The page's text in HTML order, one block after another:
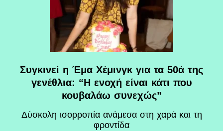
Συγκινεί η Έμα Χέμινγκ για τα 50ά της
γενέθλια: “Η ενοχή είναι κάτι που
κουβαλάω συνεχώς”
Δύσκολη ισορροπία ανάμεσα στη χαρά και τη
φροντίδα